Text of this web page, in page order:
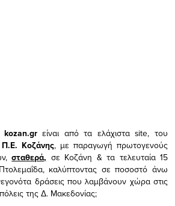
kozan.gr είναι από τα ελάχισταsite, του
Π.Ε. Κοζάνης, με παραγωγή πρωτογενούς
σταθερά, σε Κοζάνη & τα τελευταία 15
καλύπτοντας σε ποσοστό άνω
δράσεις που λαμβάνουν χώρα στις
της Δ. Μακεδονίας;